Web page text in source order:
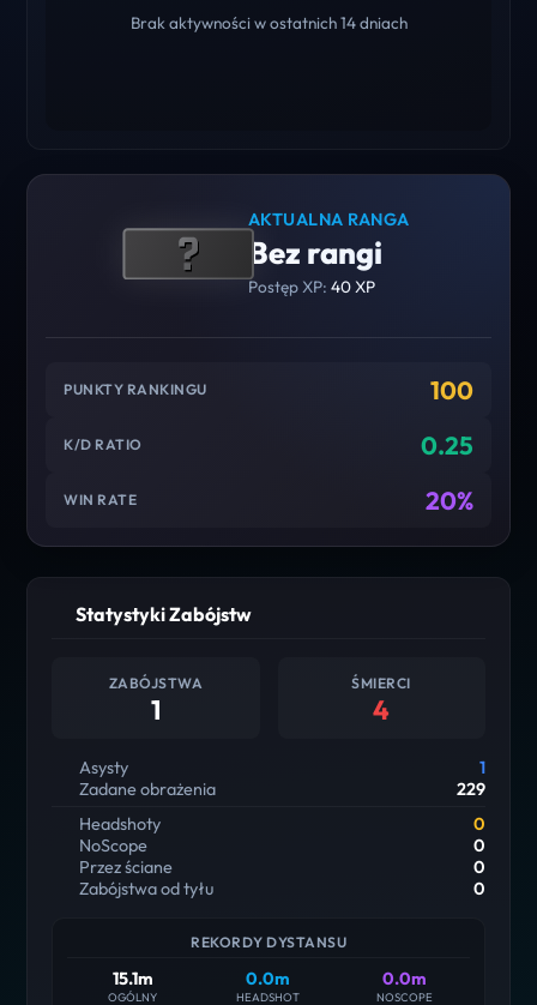
Brak aktywności w ostatnich 14 dniach
AKTUALNA RANGA
Bez rangi
Postęp XP: 40 XP
PUNKTY RANKINGU 100
K/D RATIO 0.25
WIN RATE 20%
Statystyki Zabójstw
ZABÓJSTWA
1
ŚMIERCI
4
Asysty
1
Zadane obrażenia
229
Headshoty
0
NoScope
0
Przez ściane
0
Zabójstwa od tyłu
0
REKORDY DYSTANSU
15.1m
OGÓLNY
0.0m
HEADSHOT
0.0m
NOSCOPE